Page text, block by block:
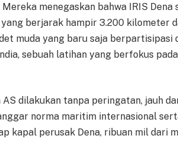
menegaskan bahwa IRIS Dena
berjarak hampir 3.200 kilometer
muda yang baru saja berpartisipasi
sebuah latihan yang berfokus
dilakukan tanpa peringatan, jauh
norma maritim internasional
kapal perusak Dena, ribuan mil dari